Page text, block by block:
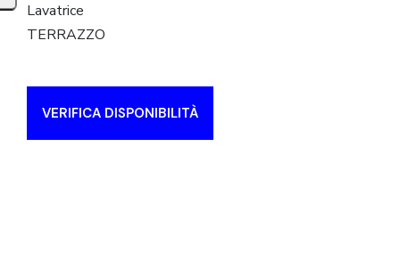
Lavatrice
TERRAZZO
VERIFICA DISPONIBILITÀ